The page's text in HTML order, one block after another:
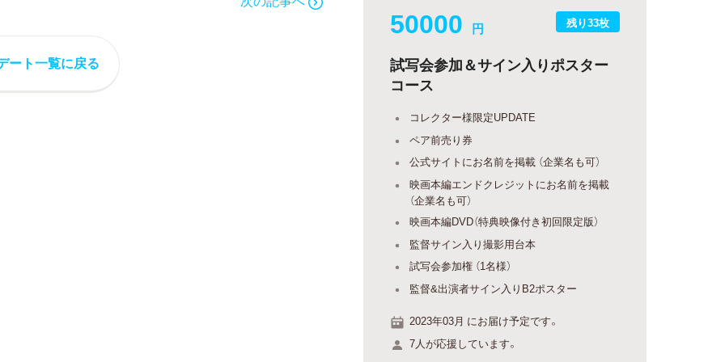
ート一覧に戻る
残り33枚
50000 円
試写会参加＆サイン入りポスター
コース
コレクター様限定UPDATE
ペア前売り券
公式サイトにお名前を掲載 （企業名も可）
映画本編エンドクレジットにお名前を掲載
（企業名も可）
映画本編DVD（特典映像付き初回限定版）
監督サイン入り撮影用台本
試写会参加権 （1名様）
監督&出演者サイン入りB2ポスター
2023年03月 にお届け予定です。
7人が応援しています。